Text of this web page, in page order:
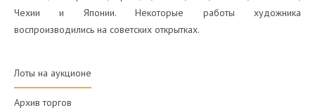
Чехии и Японии. Некоторые работы художника
воспроизводились на советских открытках.
Лоты на аукционе
Архив торгов